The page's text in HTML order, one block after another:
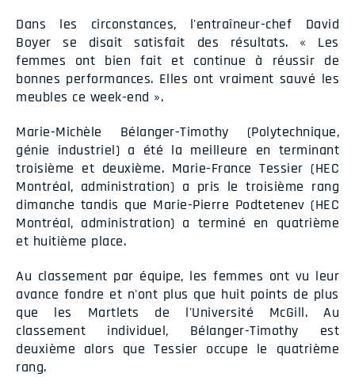
Dans les circonstances, l'entraîneur-chef David
Boyer se disait satisfait des résultats. « Les
femmes ont bien fait et continue à réussir de
bonnes performances. Elles ont vraiment sauvé les
meubles ce week-end ».
Marie-Michèle Bélanger-Timothy (Polytechnique,
génie industriel) a été la meilleure en terminant
troisième et deuxième. Marie-France Tessier (HEC
Montréal, administration) a pris le troisième rang
dimanche tandis que Marie-Pierre Podtetenev (HEC
Montréal, administration) a terminé en quatrième
et huitième place.
Au classement par équipe, les femmes ont vu leur
avance fondre et n'ont plus que huit points de plus
que les Martlets de l'Université McGill. Au
classement individuel, Bélanger-Timothy est
deuxième alors que Tessier occupe le quatrième
rang.